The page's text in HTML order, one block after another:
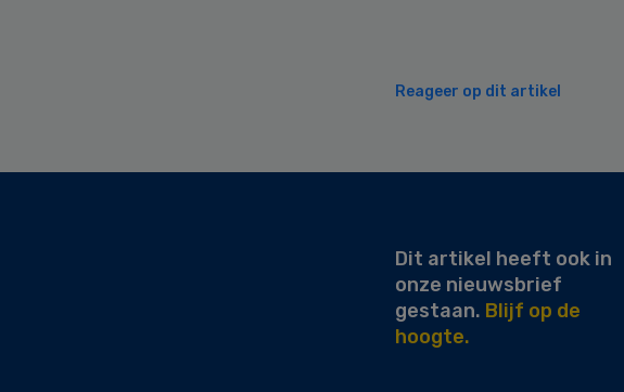
Reageer op dit artikel
Secondary
Dit artikel heeft ook in
onze nieuwsbrief
gestaan. Blijf op de
hoogte.